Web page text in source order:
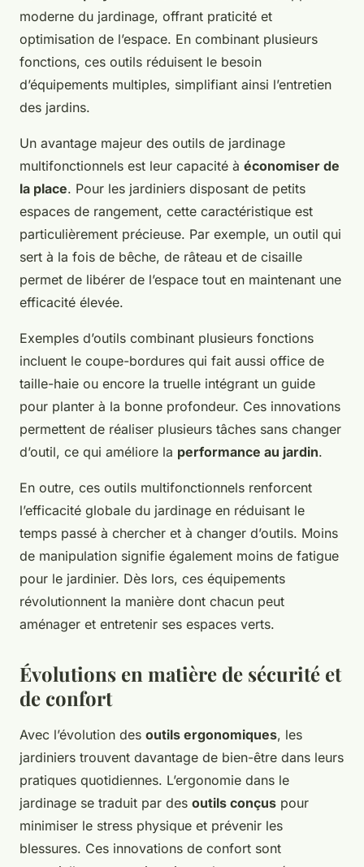
moderne du jardinage, offrant praticité et
optimisation de l’espace. En combinant plusieurs
fonctions, ces outils réduisent le besoin
d’équipements multiples, simplifiant ainsi l’entretien
des jardins.
Un avantage majeur des outils de jardinage
multifonctionnels est leur capacité à économiser de
la place. Pour les jardiniers disposant de petits
espaces de rangement, cette caractéristique est
particulièrement précieuse. Par exemple, un outil qui
sert à la fois de bêche, de râteau et de cisaille
permet de libérer de l’espace tout en maintenant une
efficacité élevée.
Exemples d’outils combinant plusieurs fonctions
incluent le coupe-bordures qui fait aussi office de
taille-haie ou encore la truelle intégrant un guide
pour planter à la bonne profondeur. Ces innovations
permettent de réaliser plusieurs tâches sans changer
d’outil, ce qui améliore la performance au jardin.
En outre, ces outils multifonctionnels renforcent
l’efficacité globale du jardinage en réduisant le
temps passé à chercher et à changer d’outils. Moins
de manipulation signifie également moins de fatigue
pour le jardinier. Dès lors, ces équipements
révolutionnent la manière dont chacun peut
aménager et entretenir ses espaces verts.
Évolutions en matière de sécurité et
de confort
Avec l’évolution des outils ergonomiques, les
jardiniers trouvent davantage de bien-être dans leurs
pratiques quotidiennes. L’ergonomie dans le
jardinage se traduit par des outils conçus pour
minimiser le stress physique et prévenir les
blessures. Ces innovations de confort sont